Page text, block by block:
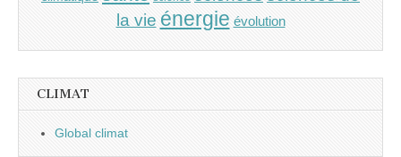
la vie énergie évolution
CLIMAT
Global climat